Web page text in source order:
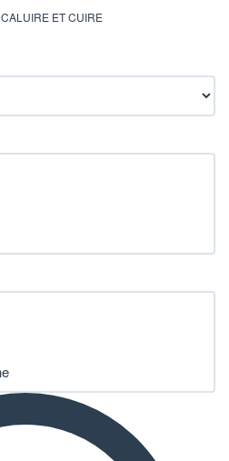
CALUIRE ET CUIRE